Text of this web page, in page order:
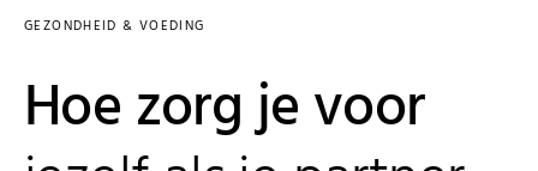
GEZONDHEID & VOEDING
Hoe zorg je voor